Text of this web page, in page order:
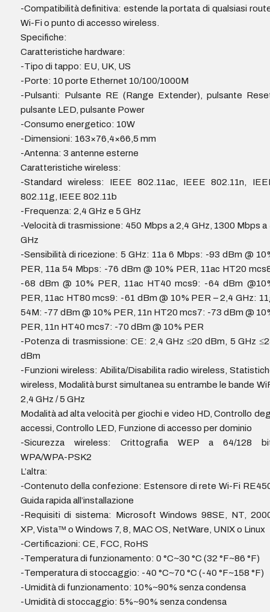
-Compatibilità definitiva: estende la portata di qualsiasi
Wi-Fi o punto di accesso wireless.
Specifiche:
Caratteristiche hardware:
-Tipo di tappo: EU, UK, US
-Porte: 10 porte Ethernet 10/100/1000M
-Pulsanti: Pulsante RE (Range Extender), pulsante
pulsante LED, pulsante Power
-Consumo energetico: 10W
-Dimensioni: 163×76,4×66,5 mm
-Antenna: 3 antenne esterne
Caratteristiche wireless:
-Standard wireless: IEEE 802.11ac, IEEE 802.11n,
802.11g, IEEE 802.11b
-Frequenza: 2,4 GHz e 5 GHz
-Velocità di trasmissione: 450 Mbps a 2,4 GHz, 1300 Mbps a
GHz
-Sensibilità di ricezione: 5 GHz: 11a 6 Mbps: -93 dBm @
PER, 11a 54 Mbps: -76 dBm @ 10% PER, 11ac HT20
-68 dBm @ 10% PER, 11ac HT40 mcs9: -64 dBm
PER, 11ac HT80 mcs9: -61 dBm @ 10% PER – 2,4 GHz:
54M: -77 dBm @ 10% PER, 11n HT20 mcs7: -73 dBm @
PER, 11n HT40 mcs7: -70 dBm @ 10% PER
-Potenza di trasmissione: CE: 2,4 GHz ≤20 dBm, 5 GHz
dBm
-Funzioni wireless: Abilita/Disabilita radio wireless,
wireless, Modalità burst simultanea su entrambe le bande
2,4 GHz / 5 GHz
Modalità ad alta velocità per giochi e video HD, Controllo
accessi, Controllo LED, Funzione di accesso per dominio
-Sicurezza wireless: Crittografia WEP a 64/128
WPA/WPA-PSK2
L’altra:
-Contenuto della confezione: Estensore di rete Wi-Fi
Guida rapida all’installazione
-Requisiti di sistema: Microsoft Windows 98SE, NT,
XP, Vista™ o Windows 7, 8, MAC OS, NetWare, UNIX o Linux
-Certificazioni: CE, FCC, RoHS
-Temperatura di funzionamento: 0 °C~30 °C (32 °F~86 °F)
-Temperatura di stoccaggio: -40 °C~70 °C (-40 °F~158 °F)
-Umidità di funzionamento: 10%~90% senza condensa
-Umidità di stoccaggio: 5%~90% senza condensa